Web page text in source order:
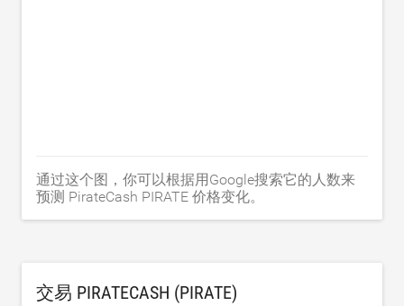
通过这个图，你可以根据用Google搜索它的人数来
预测 PirateCash PIRATE 价格变化。
交易 PIRATECASH (PIRATE)